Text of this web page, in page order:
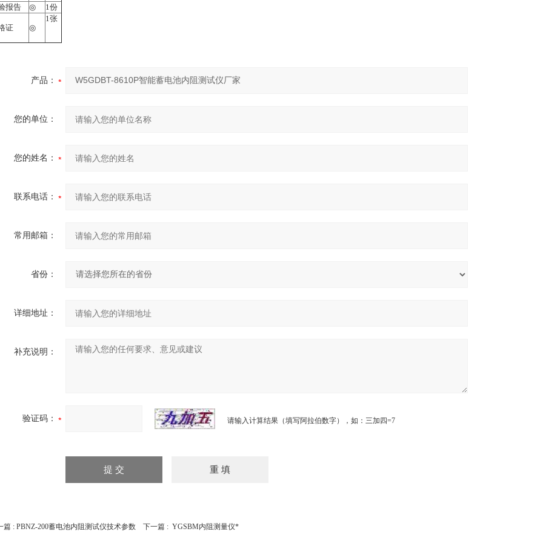
报告 ◎ 1份
证 ◎
1张
产品：
您的单位：
您的姓名：
联系电话：
常用邮箱：
省份：
详细地址：
补充说明：
验证码： 请输入计算结果（填写阿拉伯数字），如：三加四=7
篇 : PBNZ-200蓄电池内阻测试仪技术参数 下一篇 : YGSBM内阻测量仪*